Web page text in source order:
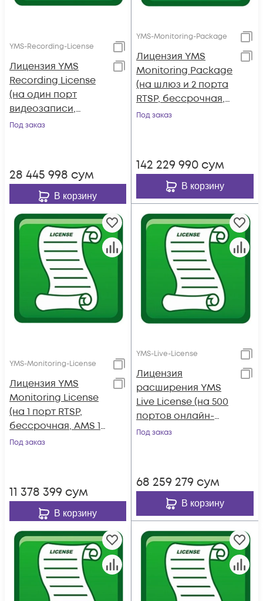
YMS-Recording-License
Лицензия YMS
Recording License
(на один порт
видеозаписи,
бессрочная, АМS 1
Под заказ
28 445 998 сум
В корзину
YMS-Monitoring-Package
Лицензия YMS
Monitoring Package
(на шлюз и 2 порта
RTSP, бессрочная,
АМS 1 год)
Под заказ
142 229 990 сум
В корзину
YMS-Monitoring-License
Лицензия YMS
Monitoring License
(на 1 порт RTSP,
бессрочная, АМS 1
год)
Под заказ
11 378 399 сум
В корзину
YMS-Live-License
Лицензия
расширения YMS
Live License (на 500
портов онлайн-
трансляций,
Под заказ
68 259 279 сум
В корзину